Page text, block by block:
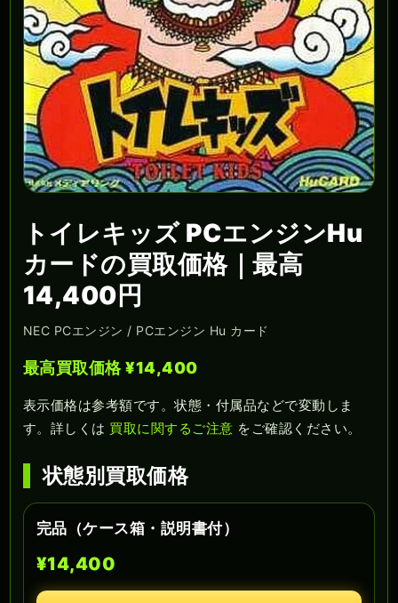
トイレキッズ PCエンジンHu
カードの買取価格｜最高
14,400円
NEC PCエンジン / PCエンジン Hu カード
最高買取価格 ¥14,400
表示価格は参考額です。状態・付属品などで変動しま
す。詳しくは 買取に関するご注意 をご確認ください。
状態別買取価格
完品（ケース箱・説明書付）
¥14,400